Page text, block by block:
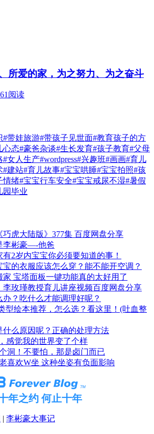
所爱的家，为之努力、为之奋斗
阅读
#带娃旅游#带孩子见世面#教育孩子的方
心态#豪爸杂谈#生长发育#孩子教育#父母
#女人生产#wordpress#兴趣班#画画#育儿
#建站#育儿故事#宝宝哄睡#宝宝拍照#孩
情绪#宝宝行车安全#宝宝戒尿不湿#暑假
园毕业
巧虎大陆版》377集 百度网盘分享
李彬豪—-他爸
2岁内宝宝你必须要知道的事！
宝的衣服应该怎么穿？能不能开空调？
家 宝塔面板一键功能真的太好用了
李玫瑾教授育儿讲座视频百度网盘分享
？吃什么才能调理好呢？
型绘本推荐，怎么选？看这里！(吐血整
什么原因呢？正确的处理方法
感觉我的世界变了个样
洞！不要怕，那是卤门而已
喜欢W坐 这种坐姿有负面影响
年之约 何止十年
| 李彬豪大事记